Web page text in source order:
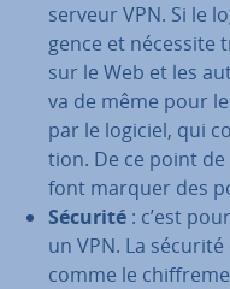
serveur VPN. Si le
gence et nécessite
sur le Web et les
va de même pour
par le logiciel, qui
tion. De ce point de
font marquer des
Sécurité : c’est
un VPN. La
comme le